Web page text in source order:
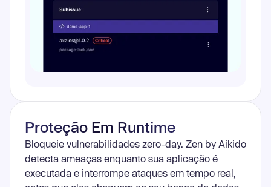
Proteção Em Runtime
Bloqueie vulnerabilidades zero-day. Zen by Aikido
detecta ameaças enquanto sua aplicação é
executada e interrompe ataques em tempo real,